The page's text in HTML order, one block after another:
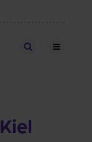
Stellen finden